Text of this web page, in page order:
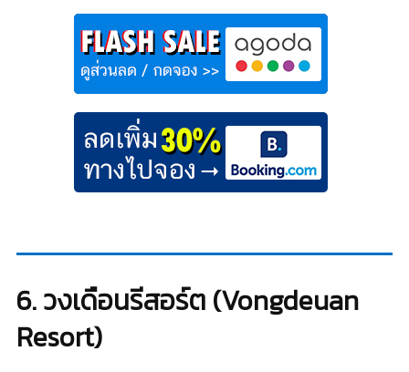
6. วงเดือนรีสอร์ต (Vongdeuan
Resort)